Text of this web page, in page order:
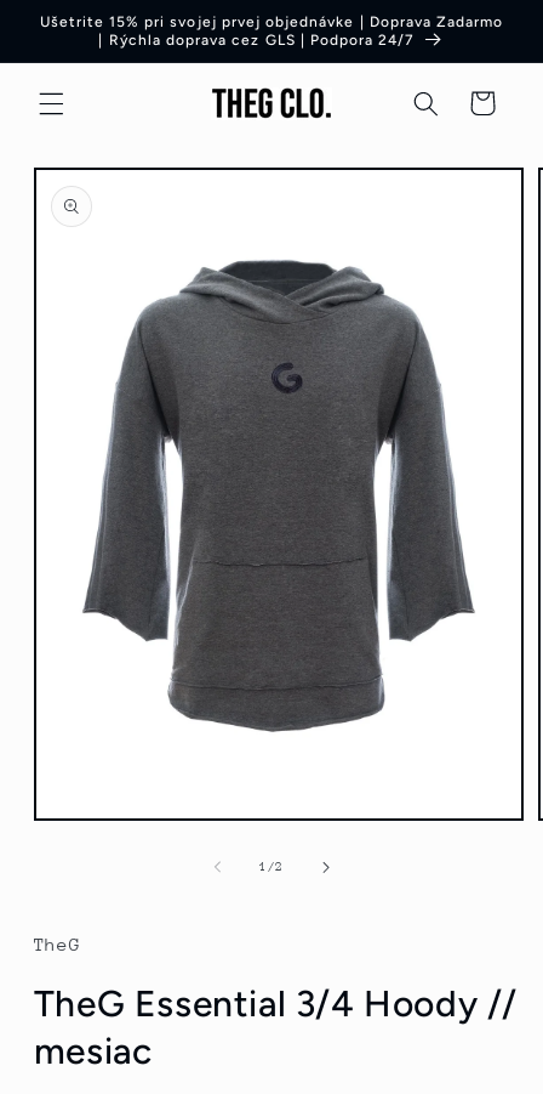
Preskočiť
na obsah
Ušetrite 15% pri svojej prvej objednávke | Doprava Zadarmo
| Rýchla doprava cez GLS | Podpora 24/7
Košík
informácie
o produkte
Otvorte
1 /z2
TheG
TheG Essential 3/4 Hoody //
mesiac